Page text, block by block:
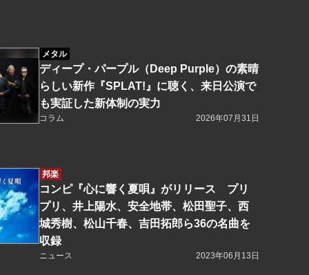
メタル
ディープ・パープル（Deep Purple）の素晴
らしい新作『SPLAT!』に聴く、来日公演で
も実証した新体制の実力
コラム 2026年07月31日
邦楽
コンピ『心に響く夏唄』がリリース プリ
プリ、井上陽水、安全地帯、松田聖子、西
城秀樹、松山千春、吉田拓郎ら36の名曲を
収録
ニュース 2023年06月13日